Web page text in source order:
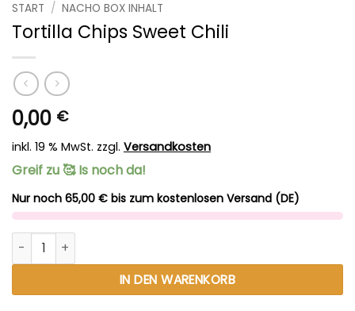
START / NACHO BOX INHALT
Tortilla Chips Sweet Chili
0,00 €
inkl. 19 % MwSt. zzgl. Versandkosten
Greif zu 🥰 Is noch da!
Nur noch 65,00 € bis zum kostenlosen Versand (DE)
Tortilla Chips Sweet Chili Menge
IN DEN WARENKORB
Alternative: